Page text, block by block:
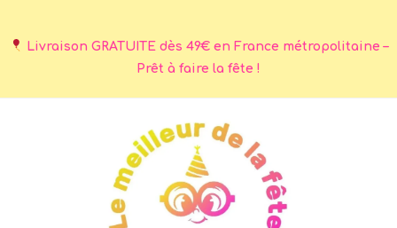
Livraison GRATUITE dès 49€ en France métropolitaine –
Prêt à faire la fête !